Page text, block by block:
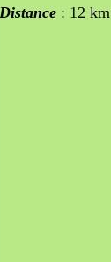
Distance : 12 km